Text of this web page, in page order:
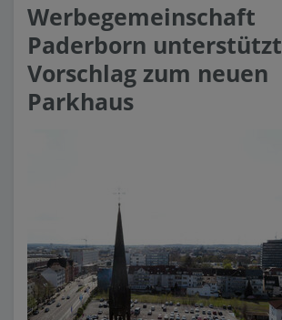
Werbegemeinschaft
Paderborn unterstützt
Vorschlag zum neuen
Parkhaus